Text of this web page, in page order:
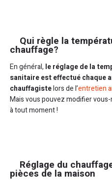
Qui règle la
chauffage?
En général, le réglage de la
sanitaire est effectué chaque
chauffagistelors de l’entretien
Mais vous pouvez modifier
à tout moment !
Réglage du
pièces de la maison